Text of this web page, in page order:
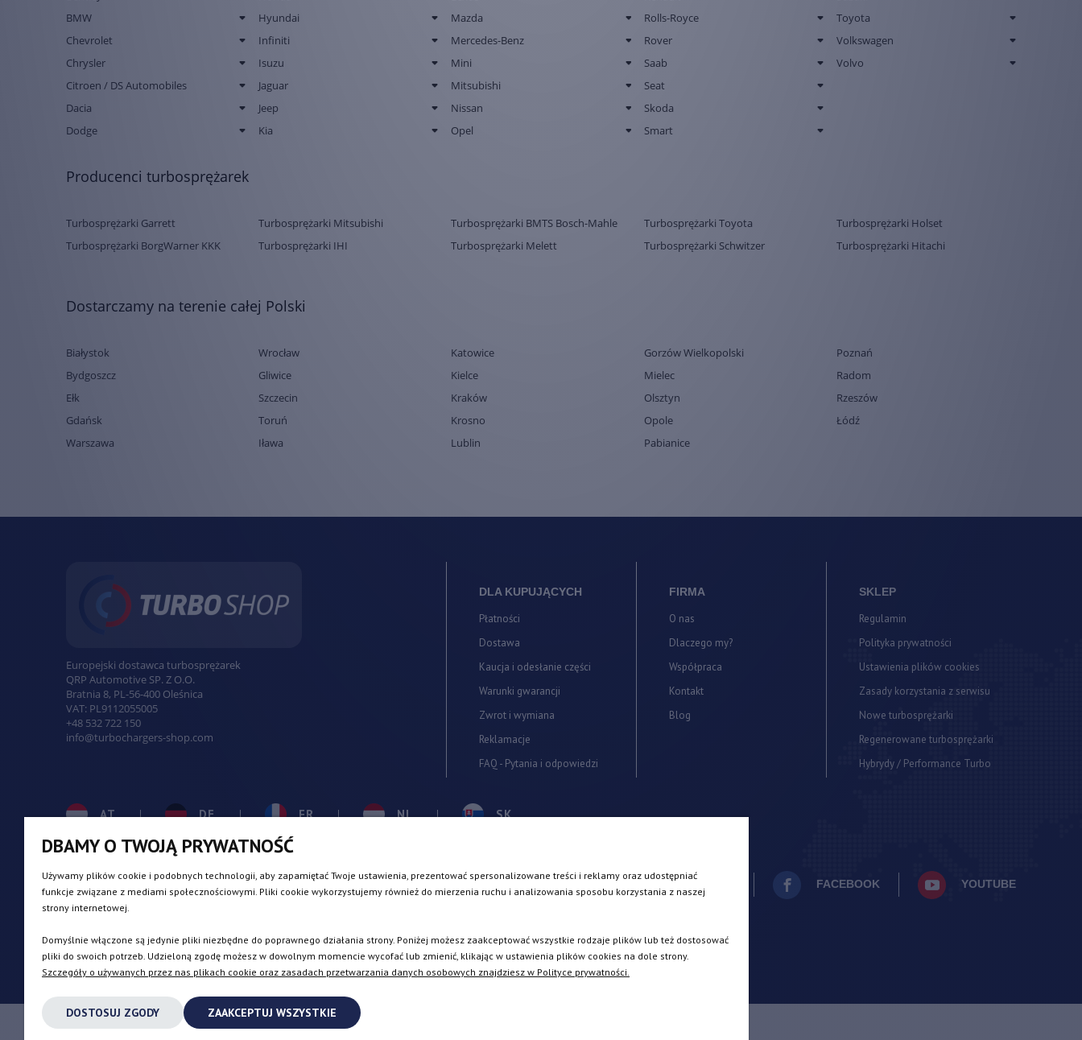
BMW
Chevrolet
Chrysler
Citroen / DS Automobiles
Dacia
Dodge
Hyundai
Infiniti
Isuzu
Jaguar
Jeep
Kia
Mazda
Mercedes-Benz
Mini
Mitsubishi
Nissan
Opel
Rolls-Royce
Rover
Saab
Seat
Skoda
Smart
Toyota
Volkswagen
Volvo
Producenci turbosprężarek
Turbosprężarki Garrett
Turbosprężarki BorgWarner KKK
Turbosprężarki Mitsubishi
Turbosprężarki IHI
Turbosprężarki BMTS Bosch-Mahle
Turbosprężarki Melett
Turbosprężarki Toyota
Turbosprężarki Schwitzer
Turbosprężarki Holset
Turbosprężarki Hitachi
Dostarczamy na terenie całej Polski
Białystok
Bydgoszcz
Ełk
Gdańsk
Warszawa
Wrocław
Gliwice
Szczecin
Toruń
Iława
Katowice
Kielce
Kraków
Krosno
Lublin
Gorzów Wielkopolski
Mielec
Olsztyn
Opole
Pabianice
Poznań
Radom
Rzeszów
Łódź
Europejski dostawca turbosprężarek
QRP Automotive SP. Z O.O.
Bratnia 8, PL-56-400 Oleśnica
VAT: PL9112055005
+48 532 722 150
info@turbochargers-shop.com
DLA KUPUJĄCYCH
Płatności
Dostawa
Kaucja i odesłanie części
Warunki gwarancji
Zwrot i wymiana
Reklamacje
FAQ - Pytania i odpowiedzi
FIRMA
O nas
Dlaczego my?
Współpraca
Kontakt
Blog
SKLEP
Regulamin
Polityka prywatności
Ustawienia plików cookies
Zasady korzystania z serwisu
Nowe turbosprężarki
Regenerowane turbosprężarki
Hybrydy / Performance Turbo
AT DE FR NL SK
INSTAGRAM FACEBOOK YOUTUBE
DBAMY O TWOJĄ PRYWATNOŚĆ
Używamy plików cookie i podobnych technologii, aby zapamiętać Twoje ustawienia, prezentować spersonalizowane treści i reklamy oraz udostępniać
funkcje związane z mediami społecznościowymi. Pliki cookie wykorzystujemy również do mierzenia ruchu i analizowania sposobu korzystania z naszej
strony internetowej.
Domyślnie włączone są jedynie pliki niezbędne do poprawnego działania strony. Poniżej możesz zaakceptować wszystkie rodzaje plików lub też dostosować
pliki do swoich potrzeb. Udzieloną zgodę możesz w dowolnym momencie wycofać lub zmienić, klikając w ustawienia plików cookies na dole strony.
Szczegóły o używanych przez nas plikach cookie oraz zasadach przetwarzania danych osobowych znajdziesz w Polityce prywatności.
DOSTOSUJ ZGODY ZAAKCEPTUJ WSZYSTKIE